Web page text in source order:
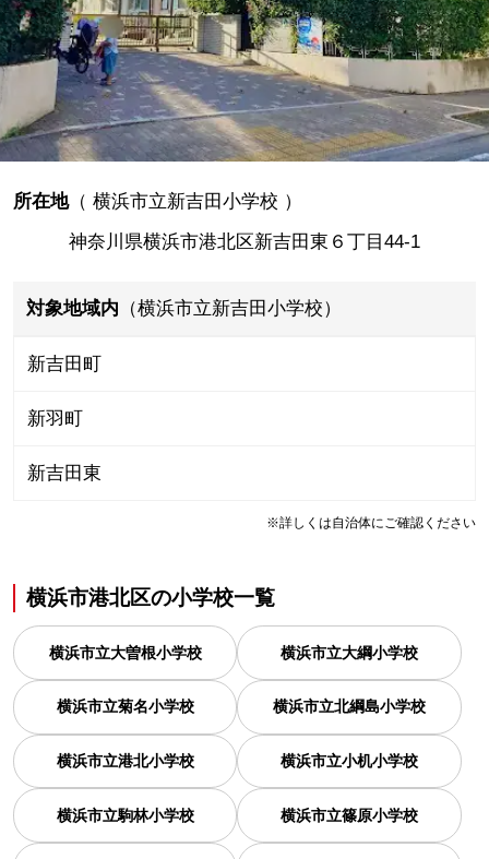
所在地（ 横浜市立新吉田小学校 ）
神奈川県横浜市港北区新吉田東６丁目44-1
対象地域内 （横浜市立新吉田小学校）
新吉田町
新羽町
新吉田東
※詳しくは自治体にご確認ください
横浜市港北区の小学校一覧
横浜市立大曽根小学校 横浜市立大綱小学校
横浜市立菊名小学校 横浜市立北綱島小学校
横浜市立港北小学校 横浜市立小机小学校
横浜市立駒林小学校 横浜市立篠原小学校